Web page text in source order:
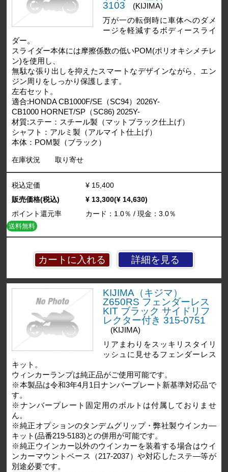
3103
(KIJIMA)
万が一の転倒時に車体へのダメ
ージを軽減するボディースライ
ダー。
スライダー本体には摩擦係数の低いPOM(ポリオキシメチレ
ン)を使用し、
無駄な張り出しを抑えたスマートなデザインながら、エン
ジン周りをしっかり保護します。
左右セット。
適合:HONDA CB1000F/SE（SC94）2026Y-
CB1000 HORNET/SP（SC86) 2025Y-
材質:ステー：スチール製（マットブラック仕上げ）
シャフト：アルミ製（アルマイト仕上げ）
本体：POM製（ブラック）
在庫状況 取り寄せ
詳細を見る
税込定価
¥ 15,400
販売価格(税込)
¥ 13,300(¥ 14,630)
ポイント還元率
カード：1.0％ / 現金：3.0％
送料無料
KIJIMA（キジマ）
Z650RS フェンダーレス
KIT ブラック サイドリフ
レクター付き 315-0751
(KIJIMA)
リアまわりをスッキリスタイリ
ッシュに見せるフェンダーレス
キット。
ウィンカーランプは純正品がご使用可能です。
※本製品は令和3年4月1日ナンバープレート新基準対応品で
す。
※ナンバープレート固定用のボルトは付属しておりませ
ん。
※純正オプションのタンデムグリップ・弊社製ウインカ―
キット(品番219-5183)との併用が可能です。
※純正ウインカー以外のウインカーを装着する場合はウイ
ンカーマウントベース（217-2037）や対応したステ―等が
別途必要です。